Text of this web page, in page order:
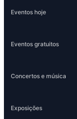
Eventos hoje
Eventos gratuitos
Concertos e música
Exposições